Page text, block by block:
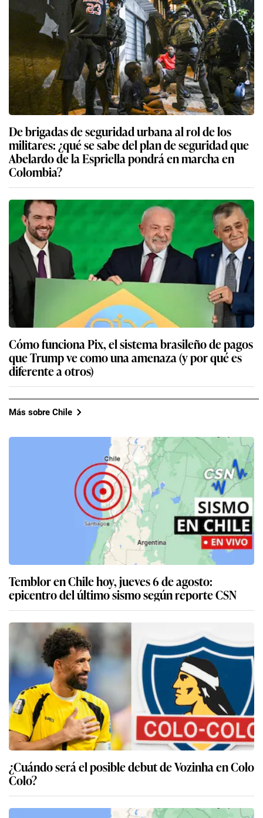
De brigadas de seguridad urbana al rol de los
militares: ¿qué se sabe del plan de seguridad que
Abelardo de la Espriella pondrá en marcha en
Colombia?
Cómo funciona Pix, el sistema brasileño de pagos
que Trump ve como una amenaza (y por qué es
diferente a otros)
Más sobre Chile
Temblor en Chile hoy, jueves 6 de agosto:
epicentro del último sismo según reporte CSN
¿Cuándo será el posible debut de Vozinha en Colo
Colo?